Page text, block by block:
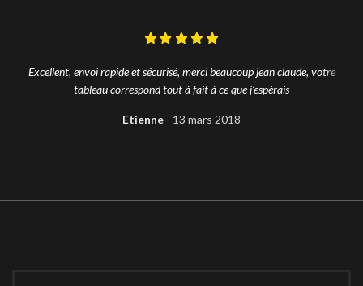
Excellent, envoi rapide et sécurisé, merci beaucoup jean claude, votre
tableau correspond tout à fait à ce que j’espérais
Etienne 13 mars 2018